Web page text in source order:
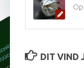
DIT VIND